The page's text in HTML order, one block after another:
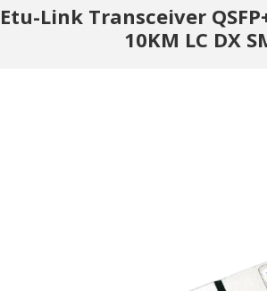
Etu-Link Transceiver
10KM LC DX